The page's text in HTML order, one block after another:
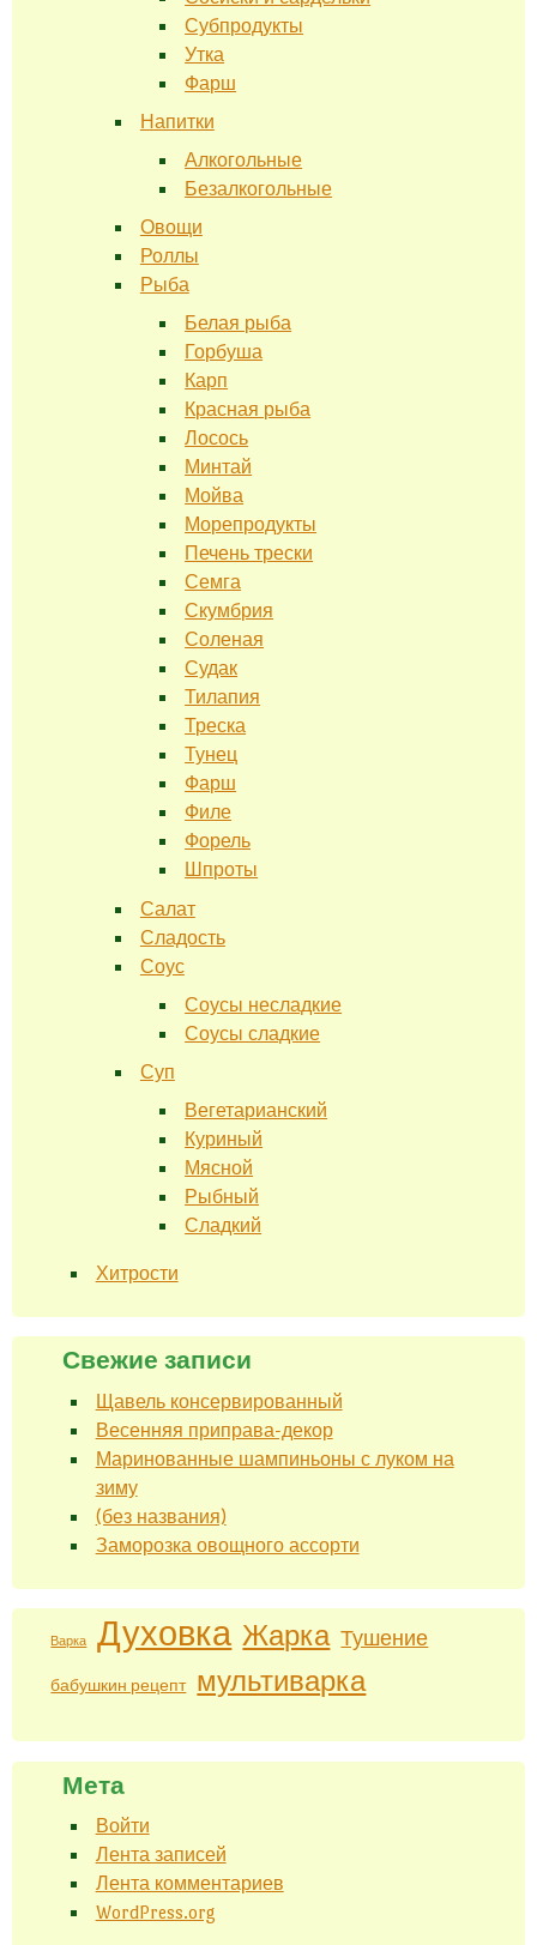
Субпродукты
Утка
Фарш
Напитки
Алкогольные
Безалкогольные
Овощи
Роллы
Рыба
Белая рыба
Горбуша
Карп
Красная рыба
Лосось
Минтай
Мойва
Морепродукты
Печень трески
Семга
Скумбрия
Соленая
Судак
Тилапия
Треска
Тунец
Фарш
Филе
Форель
Шпроты
Салат
Сладость
Соус
Соусы несладкие
Соусы сладкие
Суп
Вегетарианский
Куриный
Мясной
Рыбный
Сладкий
Хитрости
Свежие записи
Щавель консервированный
Весенняя приправа-декор
Маринованные шампиньоны с луком на
зиму
(без названия)
Заморозка овощного ассорти
Варка Духовка Жарка Тушение
бабушкин рецепт мультиварка
Мета
Войти
Лента записей
Лента комментариев
WordPress.org